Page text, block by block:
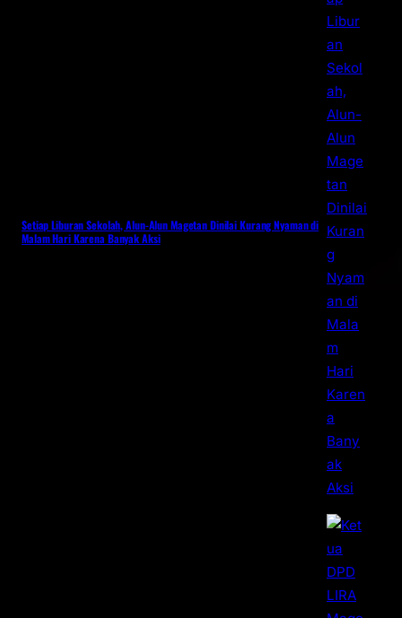
Setiap Liburan Sekolah, Alun-Alun Magetan Dinilai Kurang Nyaman di
Malam Hari Karena Banyak Aksi